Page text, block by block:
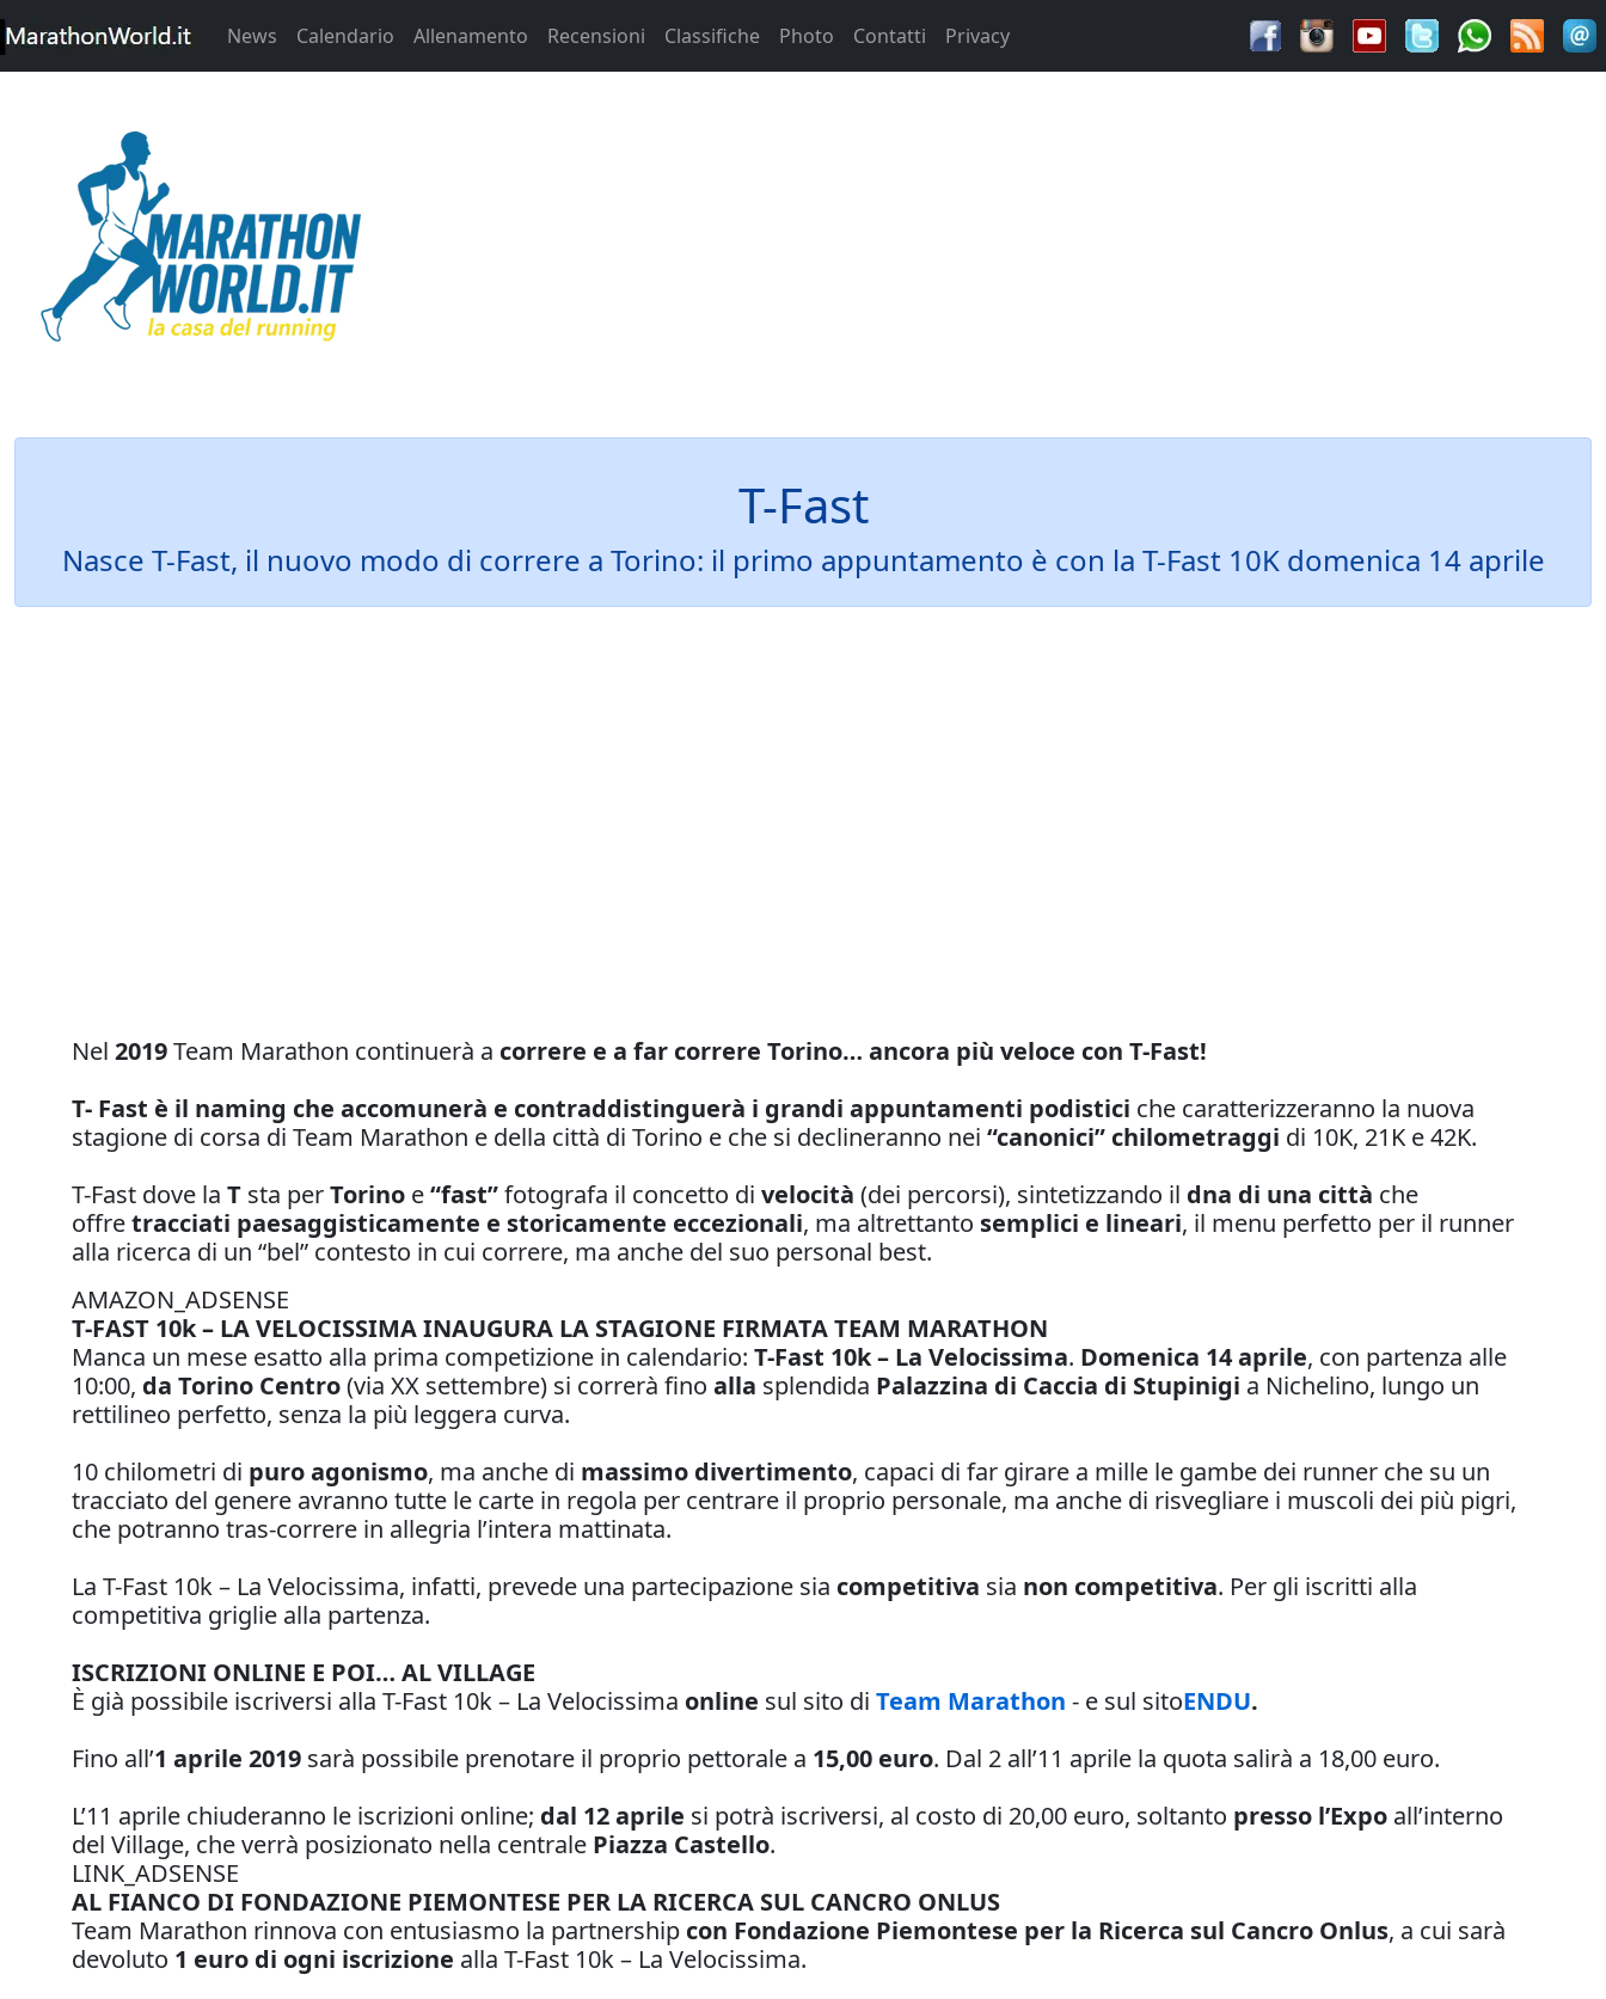
News Calendario Allenamento Recensioni Classifiche Photo Contatti Privacy
T-Fast
Nasce T-Fast, il nuovo modo di correre a Torino: il primo appuntamento è con la T-Fast 10K domenica 14 aprile
Nel 2019Team Marathon continuerà a correre e a far correre Torino… ancora più veloce con T-Fast!
T- Fast è il naming che accomunerà e contraddistinguerà i grandi appuntamenti podistici che caratterizzeranno la nuova
stagione di corsa di Team Marathon e della città di Torino e che si declineranno nei “canonici” chilometraggi di 10K, 21K e 42K.
T-Fast dove la T sta perTorino e“fast”fotografa il concetto di velocità (dei percorsi), sintetizzando il dna di una città che
offretracciati paesaggisticamente e storicamente eccezionali, ma altrettanto semplici e lineari, il menu perfetto per il runner
alla ricerca di un “bel” contesto in cui correre, ma anche del suo personal best.
AMAZON_ADSENSE
T-FAST 10k – LA VELOCISSIMA INAUGURA LA STAGIONE FIRMATA TEAM MARATHON
Manca un mese esatto alla prima competizione in calendario: T-Fast 10k – La Velocissima. Domenica 14 aprile, con partenza alle
10:00, da Torino Centro(via XX settembre) si correrà fino alla splendida Palazzina di Caccia di Stupinigi a Nichelino, lungo un
rettilineo perfetto, senza la più leggera curva.
10 chilometri di puro agonismo, ma anche di massimo divertimento, capaci di far girare a mille le gambe dei runner che su un
tracciato del genere avranno tutte le carte in regola per centrare il proprio personale, ma anche di risvegliare i muscoli dei più pigri,
che potranno tras-correre in allegria l’intera mattinata.
La T-Fast 10k – La Velocissima, infatti, prevede una partecipazione sia competitiva sia non competitiva. Per gli iscritti alla
competitiva griglie alla partenza.
ISCRIZIONI ONLINE E POI… AL VILLAGE
È già possibile iscriversi alla T-Fast 10k – La Velocissima online sul sito di Team Marathon - e sul sitoENDU.
Fino all’1 aprile 2019 sarà possibile prenotare il proprio pettorale a 15,00 euro. Dal 2 all’11 aprile la quota salirà a 18,00 euro.
L’11 aprile chiuderanno le iscrizioni online; dal 12 aprile si potrà iscriversi, al costo di 20,00 euro, soltanto presso l’Expo all’interno
del Village, che verrà posizionato nella centrale Piazza Castello.
LINK_ADSENSE
AL FIANCO DI FONDAZIONE PIEMONTESE PER LA RICERCA SUL CANCRO ONLUS
Team Marathon rinnova con entusiasmo la partnership con Fondazione Piemontese per la Ricerca sul Cancro Onlus, a cui sarà
devoluto 1 euro di ogni iscrizione alla T-Fast 10k – La Velocissima.